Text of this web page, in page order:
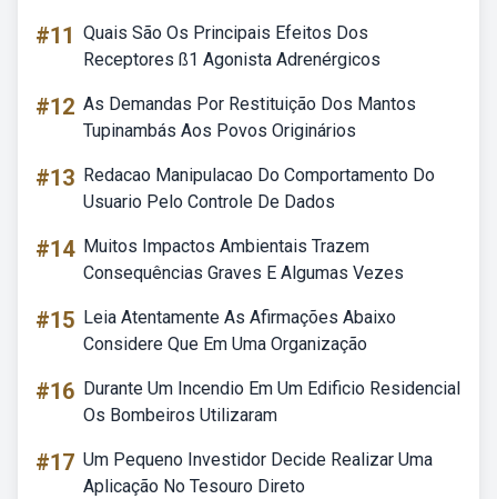
#11 Quais São Os Principais Efeitos Dos
Receptores ß1 Agonista Adrenérgicos
#12 As Demandas Por Restituição Dos Mantos
Tupinambás Aos Povos Originários
#13 Redacao Manipulacao Do Comportamento Do
Usuario Pelo Controle De Dados
#14 Muitos Impactos Ambientais Trazem
Consequências Graves E Algumas Vezes
#15 Leia Atentamente As Afirmações Abaixo
Considere Que Em Uma Organização
#16 Durante Um Incendio Em Um Edificio Residencial
Os Bombeiros Utilizaram
#17 Um Pequeno Investidor Decide Realizar Uma
Aplicação No Tesouro Direto